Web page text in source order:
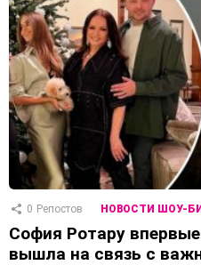
0 Репостов НОВОСТИ ШОУ-
София Ротару
вышла на связь с